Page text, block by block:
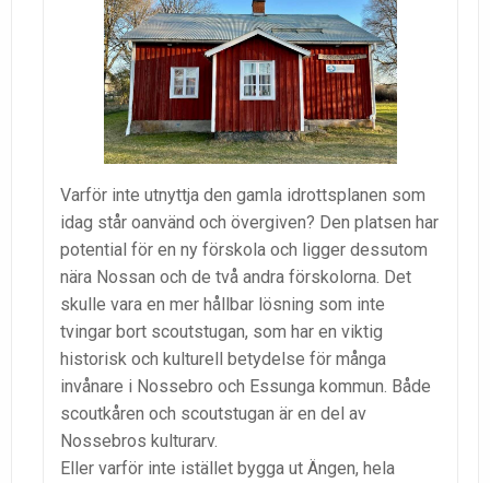
Varför inte utnyttja den gamla idrottsplanen som
idag står oanvänd och övergiven? Den platsen har
potential för en ny förskola och ligger dessutom
nära Nossan och de två andra förskolorna. Det
skulle vara en mer hållbar lösning som inte
tvingar bort scoutstugan, som har en viktig
historisk och kulturell betydelse för många
invånare i Nossebro och Essunga kommun. Både
scoutkåren och scoutstugan är en del av
Nossebros kulturarv.
Eller varför inte istället bygga ut Ängen, hela